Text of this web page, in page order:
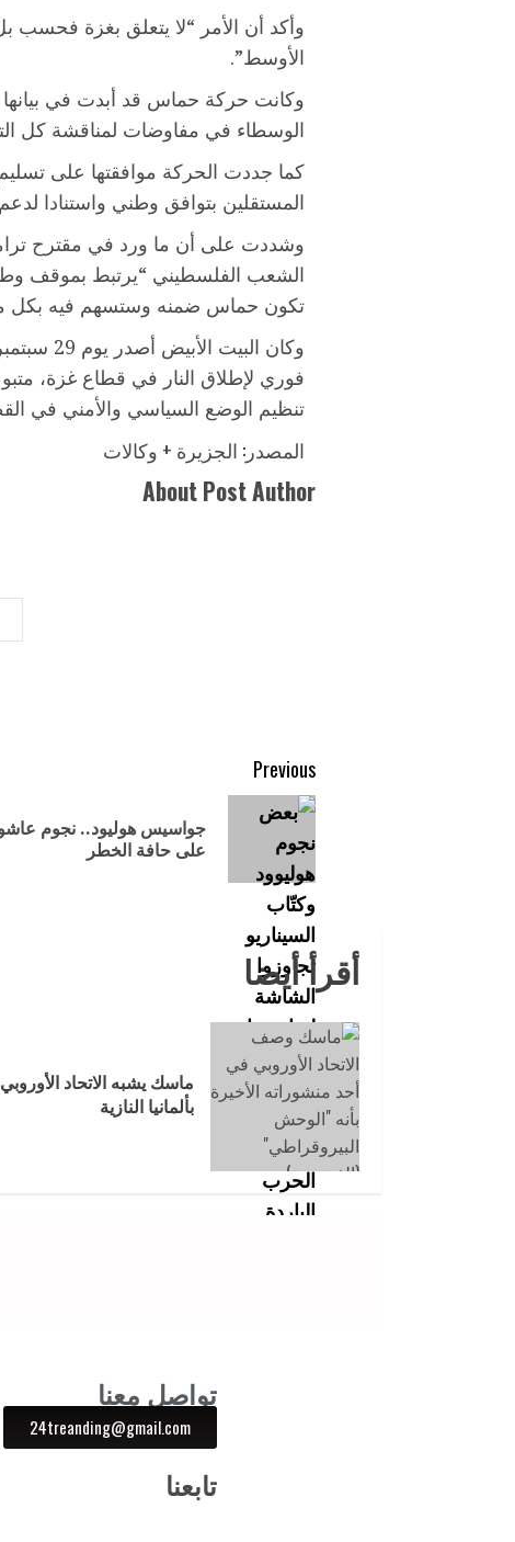
وأكد أن الأمر “لا يتعلق بغزة فحسب
الأوسط”.
وكانت حركة حماس قد أبدت في
الوسطاء في مفاوضات لمناقشة كل
كما جددت الحركة موافقتها على
المستقلين بتوافق وطني واستنادا
وشددت على أن ما ورد في مقترح
الشعب الفلسطيني “يرتبط بموقف
تكون حماس ضمنه وستسهم فيه بكل
فوري لإطلاق النار في قطاع غزة،
تنظيم الوضع السياسي والأمني في
المصدر: الجزيرة + وكالات
About Post Author
Previous
جواسيس هوليود.. نجوم
على حافة الخطر
أقرأ أيضا
ماسك يشبه الاتحاد الأوروبي
بألمانيا النازية
تواصل معنا
24treanding@gmail.com
تابعنا